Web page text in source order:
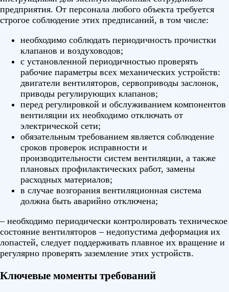
предприятия. От персонала любого объекта требуется
строгое соблюдение этих предписаний, в том числе:
необходимо соблюдать периодичность прочистки
клапанов и воздуховодов;
с установленной периодичностью проверять
рабочие параметры всех механических устройств:
двигатели вентиляторов, сервоприводы заслонок,
приводы регулирующих клапанов;
перед регулировкой и обслуживанием компонентов
вентиляции их необходимо отключать от
электрической сети;
обязательным требованием является соблюдение
сроков проверок исправности и
производительности систем вентиляции, а также
плановых профилактических работ, замены
расходных материалов;
в случае возгорания вентиляционная система
должна быть аварийно отключена;
– необходимо периодически контролировать техническое
состояние вентиляторов – недопустима деформация их
лопастей, следует поддерживать плавное их вращение и
регулярно проверять заземление этих устройств.
Ключевые моменты требований